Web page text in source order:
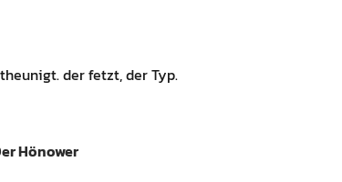
der fetzt, der Typ.
Hönower